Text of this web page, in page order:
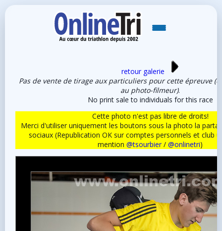
retour galerie
Pas de vente de tirage aux particuliers pour cette épreuve
au photo-filmeur).
No print sale to individuals for this race
Cette photo n'est pas libre de droits!
Merci d'utiliser uniquement les boutons sous la photo la
sociaux (Republication OK sur comptes personnels et club
mention @tsourbier/ @onlinetri)